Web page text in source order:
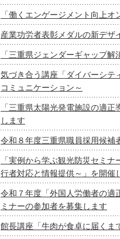
「働くエンゲージメント向上
産業功労者表彰メダルの新デザ
「三重県ジェンダーギャップ
気づき合う講座「ダイバーシ
コミュニケーション～
「三重県太陽光発電施設の適
します
令和８年度三重県職員採用候補
「実例から学ぶ観光防災セミ
行者対応と情報提供～」を開催
令和７年度「外国人労働者の適
ミナーの参加者を募集します
館長講座「牛肉が食卓に届くま